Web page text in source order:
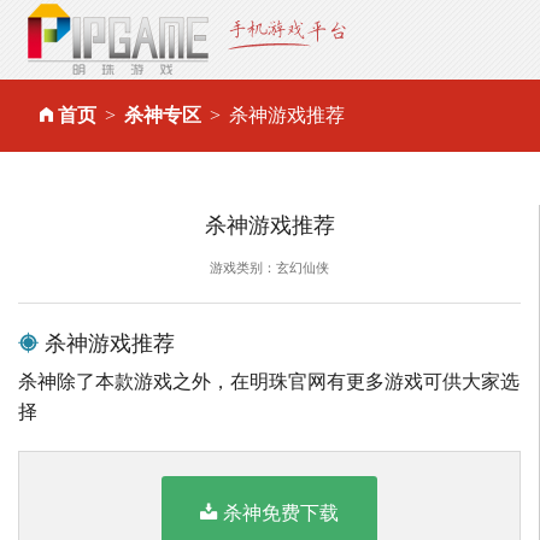
首页 杀神专区 杀神游戏推荐
杀神游戏推荐
游戏类别：玄幻仙侠
杀神游戏推荐
杀神除了本款游戏之外，在明珠官网有更多游戏可供大家选
择
杀神免费下载